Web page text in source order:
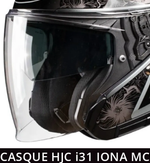
CASQUE HJC i31 IONA